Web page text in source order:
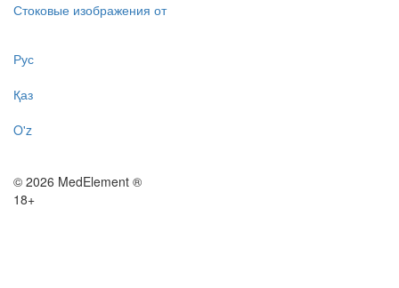
Стоковые изображения от
Рус
Қаз
O'z
© 2026 MedElement ®
18+